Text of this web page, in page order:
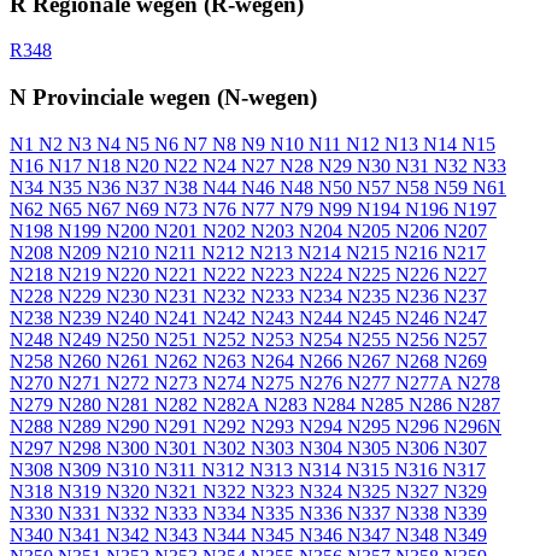
R348
N Provinciale wegen (N-wegen)
N1 N2 N3 N4 N5 N6 N7 N8 N9 N10 N11 N12 N13 N14 N15
N16 N17 N18 N20 N22 N24 N27 N28 N29 N30 N31 N32 N33
N34 N35 N36 N37 N38 N44 N46 N48 N50 N57 N58 N59 N61
N62 N65 N67 N69 N73 N76 N77 N79 N99 N194 N196 N197
N198 N199 N200 N201 N202 N203 N204 N205 N206 N207
N208 N209 N210 N211 N212 N213 N214 N215 N216 N217
N218 N219 N220 N221 N222 N223 N224 N225 N226 N227
N228 N229 N230 N231 N232 N233 N234 N235 N236 N237
N238 N239 N240 N241 N242 N243 N244 N245 N246 N247
N248 N249 N250 N251 N252 N253 N254 N255 N256 N257
N258 N260 N261 N262 N263 N264 N266 N267 N268 N269
N270 N271 N272 N273 N274 N275 N276 N277 N277A N278
N279 N280 N281 N282 N282A N283 N284 N285 N286 N287
N288 N289 N290 N291 N292 N293 N294 N295 N296 N296N
N297 N298 N300 N301 N302 N303 N304 N305 N306 N307
N308 N309 N310 N311 N312 N313 N314 N315 N316 N317
N318 N319 N320 N321 N322 N323 N324 N325 N327 N329
N330 N331 N332 N333 N334 N335 N336 N337 N338 N339
N340 N341 N342 N343 N344 N345 N346 N347 N348 N349